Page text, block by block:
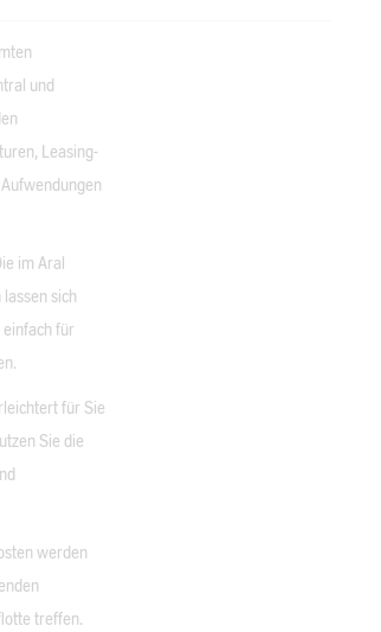
und
Leasing-
im Aral
sich
einfach für
für Sie
Sie die
werden
treffen.